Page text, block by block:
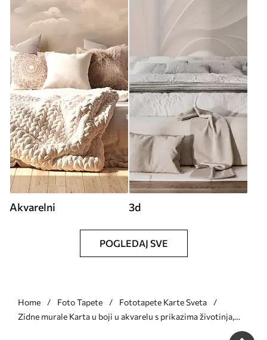
Akvarelni 3d
POGLEDAJ SVE
Home Foto Tapete
Fototapete Karte Sveta
Zidne murale Karta u boji u akvarelu s prikazima životinja,
biljaka i arhitekture. Oznake na španjolskom. br. c00009es